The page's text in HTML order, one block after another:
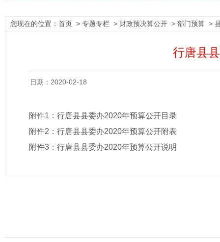
您现在的位置： 首页 > 专题专栏 > 财政预决算公开 > 部门预算 >
行唐县
日期：2020-02-18
附件1： 行唐县县委办2020年预算公开目录
附件2： 行唐县县委办2020年预算公开附表
附件3： 行唐县县委办2020年预算公开说明